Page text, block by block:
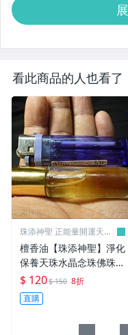
看此商品的人也看了
珠添神聖 正能量開運天珠
檀香油【珠添神聖】淨化
保養天珠水晶念珠佛珠佛
牌專用的10cc高級老山
檀香油~下標直購~4
$ 120$ 150 8折
直購